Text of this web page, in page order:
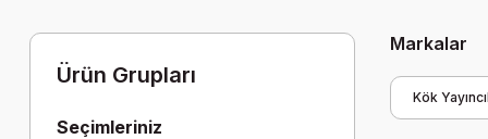
Ürün Grupları
Seçimleriniz
Markalar
Kök